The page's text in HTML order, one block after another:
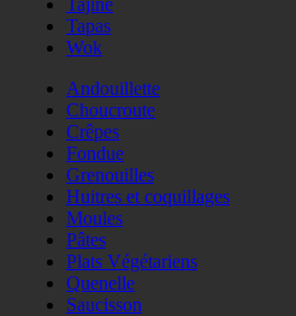
Tajine
Tapas
Wok
Andouillette
Choucroute
Crêpes
Fondue
Grenouilles
Huitres et coquillages
Moules
Pâtes
Plats Végétariens
Quenelle
Saucisson